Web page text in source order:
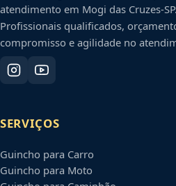
atendimento em Mogi das Cruzes-SP.
Profissionais qualificados,
compromisso e agilidade no
SERVIÇOS
Guincho para Carro
Guincho para Moto